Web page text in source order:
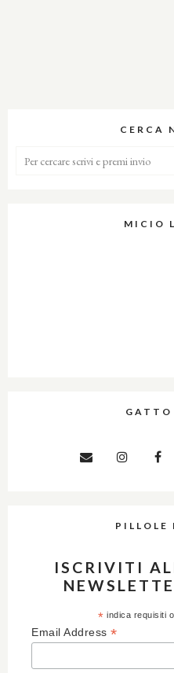
CERCA
MICIO
PILLOLE
ISCRIVITI
* indica requisiti
Email Address *